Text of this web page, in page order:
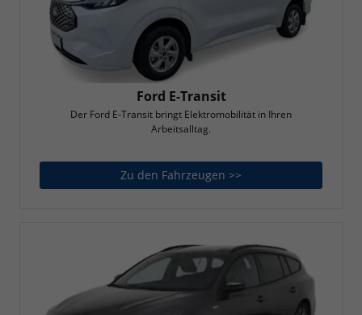
Ford E-Transit
Der Ford E-Transit bringt Elektromobilität in Ihren
Arbeitsalltag.
Zu den Fahrzeugen >>